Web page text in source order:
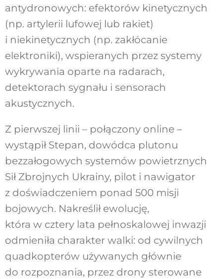
antydronowych: efektorów kinetycznych
(np. artylerii lufowej lub rakiet)
i niekinetycznych (np. zakłócanie
elektroniki), wspieranych przez systemy
wykrywania oparte na radarach,
detektorach sygnału i sensorach
akustycznych.
Z pierwszej linii – połączony online –
wystąpił Stepan, dowódca plutonu
bezzałogowych systemów powietrznych
Sił Zbrojnych Ukrainy, pilot i nawigator
z doświadczeniem ponad 500 misji
bojowych. Nakreślił ewolucję,
która w cztery lata pełnoskalowej inwazji
odmieniła charakter walki: od cywilnych
quadkopterów używanych głównie
do rozpoznania, przez drony sterowane